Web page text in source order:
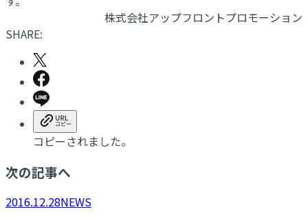
株式会社アップフロントプロモーション
SHARE:
コピーされました。
次の記事へ
2016.12.28NEWS